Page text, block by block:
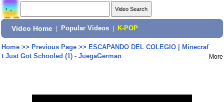
Video Home Popular Videos K-POP
Home>> Previous Page>> ESCAPANDO DEL COLEGIO | Minecraf
t Just Got Schooled (1) - JuegaGerman
More